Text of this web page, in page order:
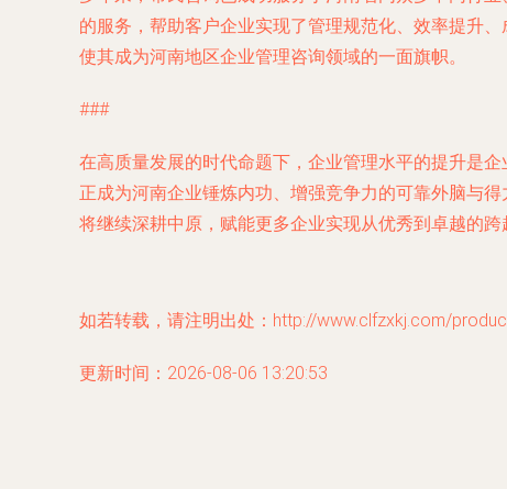
的服务，帮助客户企业实现了管理规范化、效率提升
使其成为河南地区企业管理咨询领域的一面旗帜。
###
在高质量发展的时代命题下，企业管理水平的提升是
正成为河南企业锤炼内功、增强竞争力的可靠外脑与
将继续深耕中原，赋能更多企业实现从优秀到卓越的跨
如若转载，请注明出处：http://www.clfzxkj.com/
更新时间：2026-08-06 13:20:53